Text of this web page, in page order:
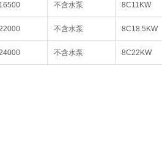
16500 不含水泵 8C11KW
不含水泵 8C18.5KW
不含水泵 8C22KW